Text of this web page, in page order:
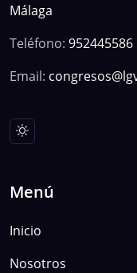
Málaga
Teléfono: 952445586
Email:
Menú
Inicio
Nosotros